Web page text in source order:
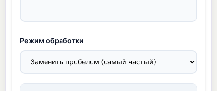
Режим обработки